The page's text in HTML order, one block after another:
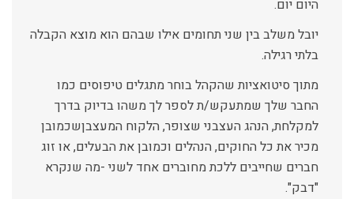
היום יום.
יובל משלב בין שני תחומים אילו שבהם הוא מוצא הקבלה
בלתי רגילה.
מתוך סיטואציות שהקהל בוחר מתגלים טיפוסים כמו
החבר שלך שמתעקש/ת לספר לך משהו בדיוק בדרך
למקלחת, הנהג העצבני שצופר, הלקוח המעצבןשכמובן
מכיר את כל החוקים, הנהלים וכמובן את הבעלים, או זוג
חברים שחייבים ללכת מחוברים אחד לשני -מה שנקרא
"דבק".